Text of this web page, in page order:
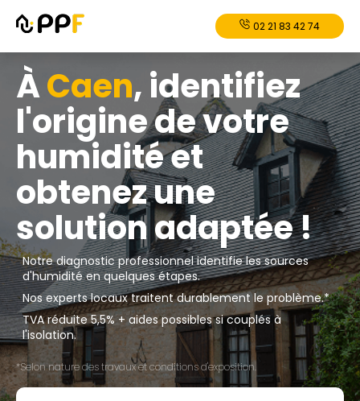
02 21 83 42 74
ÀCaen, identifiez
l'origine de votre
humidité et
obtenez une
solution adaptée !
Notre diagnostic professionnel identifie les sources
d'humidité en quelques étapes.
Nos experts locaux traitent durablement le problème.*
TVA réduite 5,5% + aides possibles si couplés à
l'isolation.
*Selon nature des travaux et conditions d'exposition.